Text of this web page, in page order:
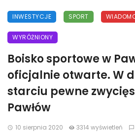
INWESTYCJE SPORT
WYRÓŻNIONY
Boisko sportowe w
oficjalnie otwarte. W
starciu pewne
Pawłów
10 sierpnia 2020 3314 wyświetleń